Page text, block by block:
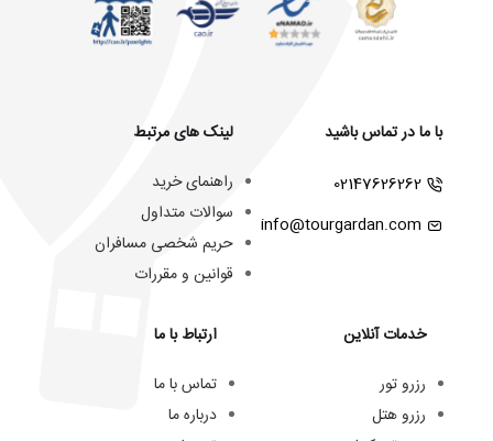
با ما در تماس باشید
02147626262
info@tourgardan.com
خدمات آنلاین
رزرو تور
رزرو هتل
لینک های مرتبط
راهنمای خرید
سوالات متداول
حریم شخصی مسافران
قوانین و مقررات
ارتباط با ما
تماس با ما
درباره ما